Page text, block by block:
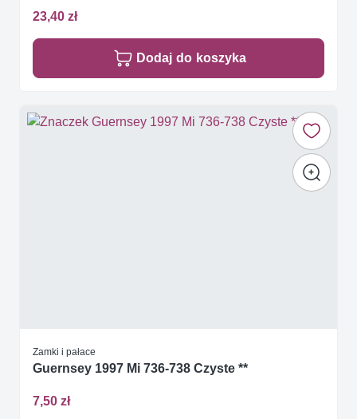
23,40 zł
Dodaj do koszyka
Zamki i pałace
Guernsey 1997 Mi 736-738 Czyste **
7,50 zł